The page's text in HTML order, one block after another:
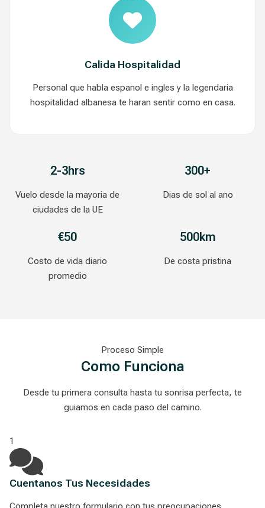
Calida Hospitalidad
Personal que habla espanol e ingles y la legendaria
hospitalidad albanesa te haran sentir como en casa.
2-3hrs
Vuelo desde la mayoria de
ciudades de la UE
300+
Dias de sol al ano
€50
Costo de vida diario
promedio
500km
De costa pristina
Proceso Simple
Como Funciona
Desde tu primera consulta hasta tu sonrisa perfecta, te
guiamos en cada paso del camino.
1
Cuentanos Tus Necesidades